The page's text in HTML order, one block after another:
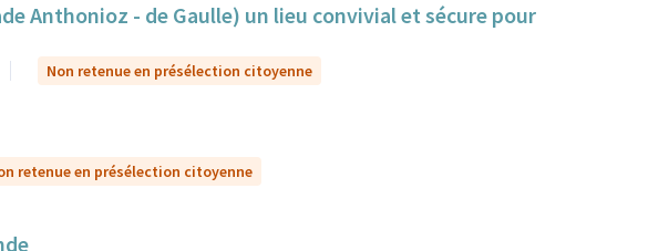
Anthonioz - de Gaulle) un lieu convivial et sécure pour
Non retenue en présélection citoyenne
retenue en présélection citoyenne